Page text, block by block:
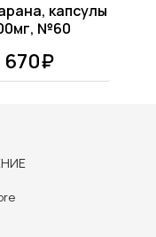
капсулы
№60
670₽